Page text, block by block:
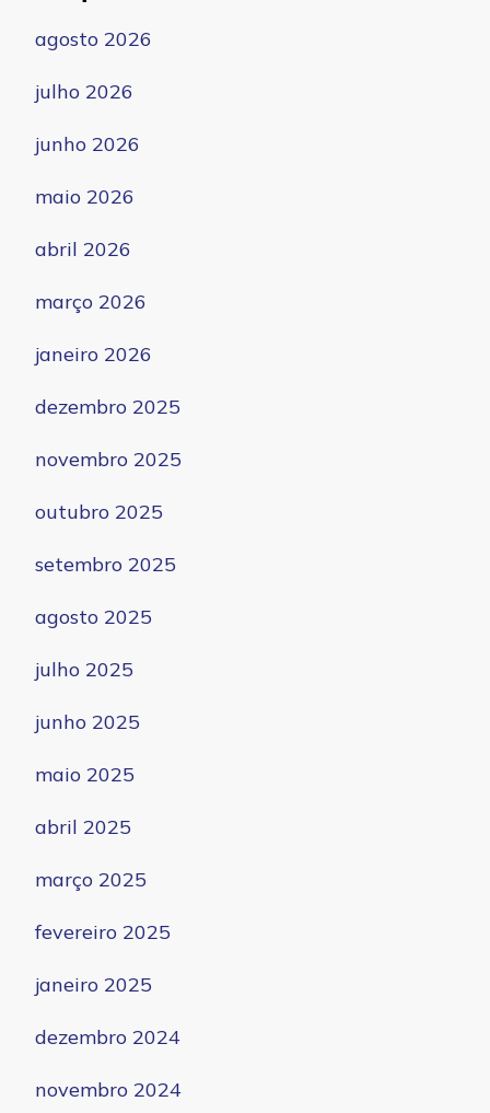
agosto 2026
julho 2026
junho 2026
maio 2026
abril 2026
março 2026
janeiro 2026
dezembro 2025
novembro 2025
outubro 2025
setembro 2025
agosto 2025
julho 2025
junho 2025
maio 2025
abril 2025
março 2025
fevereiro 2025
janeiro 2025
dezembro 2024
novembro 2024